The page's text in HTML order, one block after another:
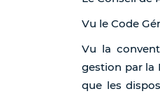
Vu le Code
Vu la
gestion par la
que les